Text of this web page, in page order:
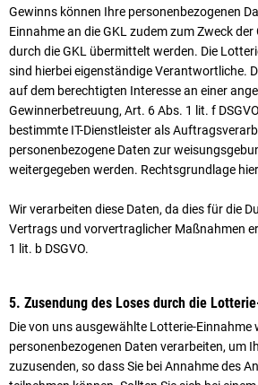
Gewinns können Ihre personenbezogenen
Einnahme an die GKL zudem zum Zweck
durch die GKL übermittelt werden. Die
sind hierbei eigenständige Verantwortliche.
auf dem berechtigten Interesse an einer
Gewinnerbetreuung, Art. 6 Abs. 1 lit. f
bestimmte IT-Dienstleister als
personenbezogene Daten zur
weitergegeben werden. Rechtsgrundlage
Wir verarbeiten diese Daten, da dies für die
Vertrags und vorvertraglicher Maßnahmen
1 lit. b DSGVO.
5. Zusendung des Loses durch die
Die von uns ausgewählte Lotterie-Einnahme
personenbezogenen Daten verarbeiten, um
zuzusenden, so dass Sie bei Annahme des